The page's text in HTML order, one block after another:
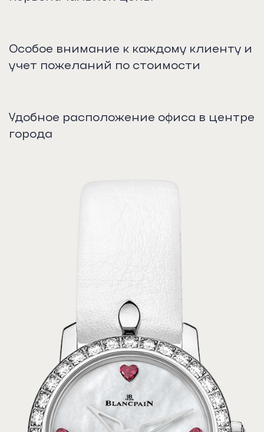
Особое внимание к каждому клиенту и
учет пожеланий по стоимости
Удобное расположение офиса в центре
города